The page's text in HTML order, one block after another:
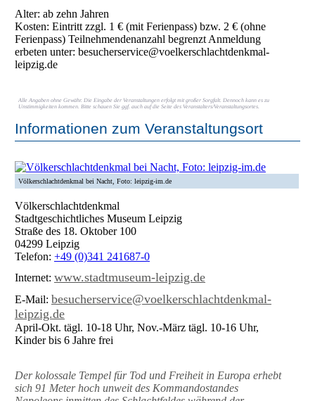
Alter: ab zehn Jahren
Kosten: Eintritt zzgl. 1 € (mit Ferienpass) bzw. 2 € (ohne
Ferienpass) Teilnehmendenanzahl begrenzt Anmeldung
erbeten unter: besucherservice@voelkerschlachtdenkmal-
leipzig.de
Alle Angaben ohne Gewähr. Die Eingabe der Veranstaltungen erfolgt mit großer Sorgfalt. Dennoch kann es zu
Unstimmigkeiten kommen. Bitte schauen Sie ggf. auch auf die Seite des Veranstalters/Veranstaltungsortes.
Informationen zum Veranstaltungsort
Völkerschlachtdenkmal bei Nacht, Foto: leipzig-im.de
Völkerschlachtdenkmal
Stadtgeschichtliches Museum Leipzig
Straße des 18. Oktober 100
04299 Leipzig
Telefon: +49 (0)341 241687-0
Internet: www.stadtmuseum-leipzig.de
E-Mail: besucherservice@voelkerschlachtdenkmal-
leipzig.de
April-Okt. tägl. 10-18 Uhr, Nov.-März tägl. 10-16 Uhr,
Kinder bis 6 Jahre frei
Der kolossale Tempel für Tod und Freiheit in Europa erhebt
sich 91 Meter hoch unweit des Kommandostandes